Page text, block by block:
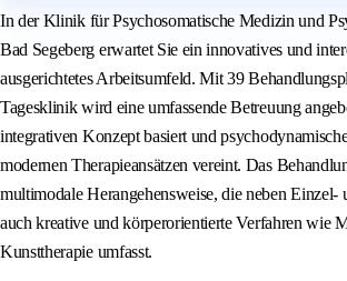
In der Klinik für Psychosomatische Medizin und
Bad Segeberg erwartet Sie ein innovatives und
ausgerichtetes Arbeitsumfeld. Mit 39
Tagesklinik wird eine umfassende Betreuung
integrativen Konzept basiert und
modernen Therapieansätzen vereint. Das
multimodale Herangehensweise, die neben Einzel-
auch kreative und körperorientierte Verfahren wie
Kunsttherapie umfasst.